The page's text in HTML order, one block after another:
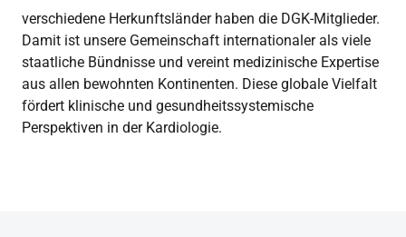
verschiedene Herkunftsländer haben die DGK-Mitglieder.
Damit ist unsere Gemeinschaft internationaler als viele
staatliche Bündnisse und vereint medizinische Expertise
aus allen bewohnten Kontinenten. Diese globale Vielfalt
fördert klinische und gesundheitssystemische
Perspektiven in der Kardiologie.